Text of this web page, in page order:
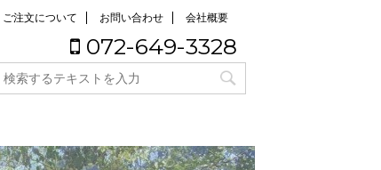
ご注文について お問い合わせ 会社概要
072-649-3328